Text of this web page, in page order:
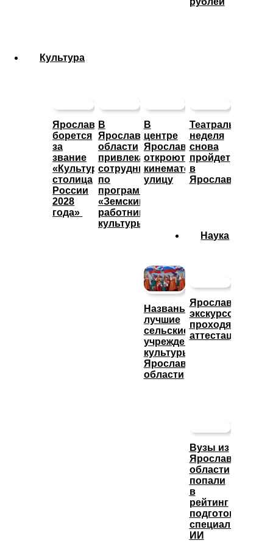
Культура
Ярославль
борется
за
звание
«Культурная
столица
России
2028
года»
В
Ярославской
области
привлекают
сотрудников
по
программе
«Земский
работник
культуры»
В
центре
Ярославле
откроют
кинематографическую
улицу
Театральная
неделя
снова
пройдет
в
Ярославле
Названы
лучшие
сельские
учреждения
культуры
Ярославской
области
Наука
Ярославские
экскурсоводы
проходят
аттестацию
Вузы из
Ярославской
области
попали
в
рейтинг
подготовки
специалистов
ИИ